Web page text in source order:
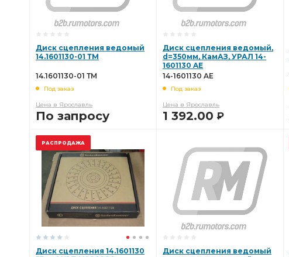
Диск сцепления ведомый
14.1601130-01 ТМ
14.1601130-01 ТМ
Под заказ
Цена в Ярославль
По запросу
Диск сцепления ведомый,
d=350мм, КамАЗ, УРАЛ 14-
1601130 AE
14-1601130 AE
Под заказ
Цена в Ярославль
1 392.00 Р
РАСПРОДАЖА
Диск сцепления 14.1601130
Диск сцепления ведомый